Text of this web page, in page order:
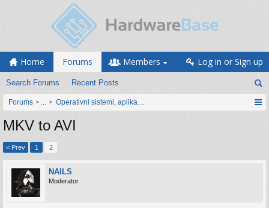
Home Forums
Search Forums Recent Posts
Members Log in or Sign up
Forums ... Operativni sistemi, aplikacije i programiranje
MKV to AVI
< Prev 1 2
NAILS
Moderator